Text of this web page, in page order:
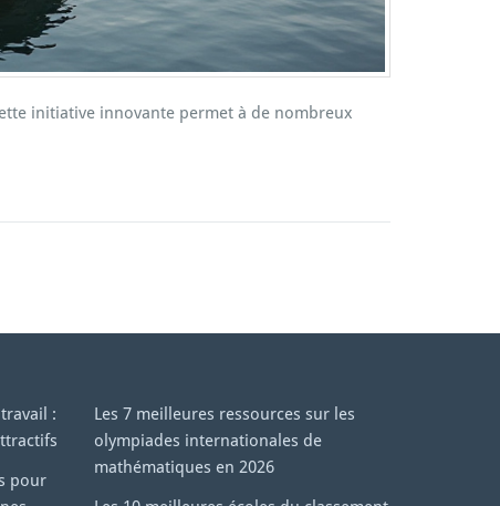
initiative innovante permet à de nombreux
:
pour
Les 7 meilleures ressources sur les
olympiades internationales de
mathématiques en 2026